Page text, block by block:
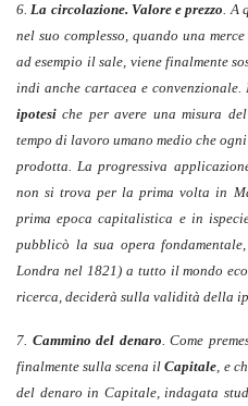
6.La circolazione. Valore e prezzo. A
nel suo complesso, quando una
ad esempio il sale, viene finalmente
indi anche cartacea e convenzionale.
ipotesi che per avere una misura
tempo di lavoro umano medio che
prodotta. La progressiva
non si trova per la prima volta in
prima epoca capitalistica e in
pubblicò la sua opera fondamentale,
Londra nel 1821) a tutto il mondo
ricerca, deciderà sulla validità della
7. Cammino del denaro. Come
finalmente sulla scena ilCapitale, e
del denaro in Capitale, indagata